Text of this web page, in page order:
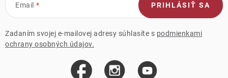
Email
Zadaním svojej e-mailovej adresy súhlasíte s podmienkami
ochrany osobných údajov.
PRIHLÁSIŤ SA